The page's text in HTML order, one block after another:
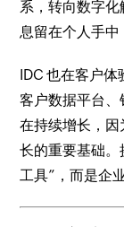
系，转向数字
息留在个人手中
IDC 也在客户
客户数据平台
在持续增长，
长的重要基础
工具”，而是企